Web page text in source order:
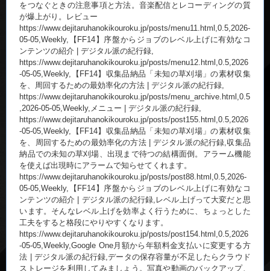
をつなぐときの注意事項と方法。音楽配信とレコーディングの質
が爆上がり。レビュー
https://www.dejitaruhanokikouroku.jp/posts/menu11.html,0.5,2026-
05-05,Weekly,【FF14】序盤からジョブのレベル上げに有効なコ
ンテンツの紹介 | デジタル派の紀行録,
https://www.dejitaruhanokikouroku.jp/posts/menu12.html,0.5,2026
-05-05,Weekly,【FF14】収集品納品「未知の草刈場」の素材収集
を、周回するための最効率化の方法 | デジタル派の紀行録,
https://www.dejitaruhanokikouroku.jp/posts/menu_archive.html,0.5
,2026-05-05,Weekly,メニュー | デジタル派の紀行録,
https://www.dejitaruhanokikouroku.jp/posts/post155.html,0.5,2026
-05-05,Weekly,【FF14】収集品納品「未知の草刈場」の素材収集
を、周回するための最効率化の方法 | デジタル派の紀行録,収集品
納品での未知の草刈場、出現まで待つの結構面倒。アラーム機能
を使えば出現時にアラームで知らせてくれます。
https://www.dejitaruhanokikouroku.jp/posts/post88.html,0.5,2026-
05-05,Weekly,【FF14】序盤からジョブのレベル上げに有効なコ
ンテンツの紹介 | デジタル派の紀行録,レベル上げって大変だと思
います。そんなレベル上げを効率よく行うために、ちょっとした
工夫をすると格段にやりやすくなります。
https://www.dejitaruhanokikouroku.jp/posts/post154.html,0.5,2026
-05-05,Weekly,Google One月額から年額料金支払いに変更する方
法 | デジタル派の紀行録,データの保存容量が不足したらクラウド
ストレージを利用してみましょう。写真や動画のバックアップ、